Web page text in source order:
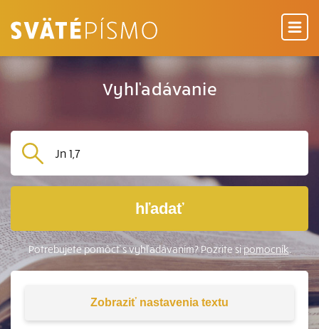
Vyhľadávanie
hľadať
Potrebujete pomôcť s vyhľadávaním? Pozrite sipomocník.
Zobraziť nastavenia textu